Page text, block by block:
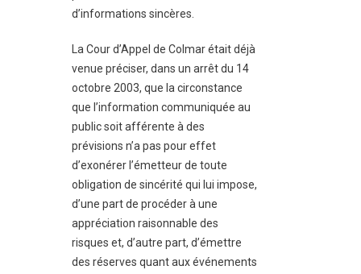
d’informations sincères.
La Cour d’Appel de Colmar était déjà
venue préciser, dans un arrêt du 14
octobre 2003, que la circonstance
que l’information communiquée au
public soit afférente à des
prévisions n’a pas pour effet
d’exonérer l’émetteur de toute
obligation de sincérité qui lui impose,
d’une part de procéder à une
appréciation raisonnable des
risques et, d’autre part, d’émettre
des réserves quant aux événements